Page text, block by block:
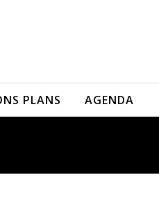
PLANS AGENDA